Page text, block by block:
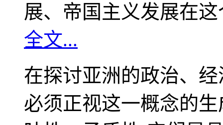
展、帝国主义发展在
全文...
在探讨亚洲的政治、
必须正视这一概念的